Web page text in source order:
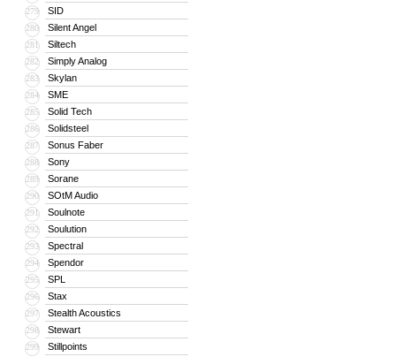
279 SID
280 Silent Angel
281 Siltech
282 Simply Analog
283 Skylan
284 SME
285 Solid Tech
286 Solidsteel
287 Sonus Faber
288 Sony
289 Sorane
290 SOtM Audio
291 Soulnote
292 Soulution
293 Spectral
294 Spendor
295 SPL
296 Stax
297 Stealth Acoustics
298 Stewart
299 Stillpoints